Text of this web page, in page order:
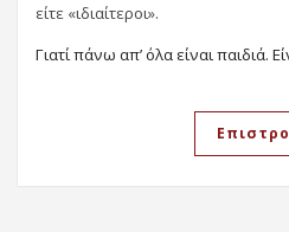
είτε «ιδιαίτεροι».
Γιατί πάνω απ’ όλα είναι παιδιά.